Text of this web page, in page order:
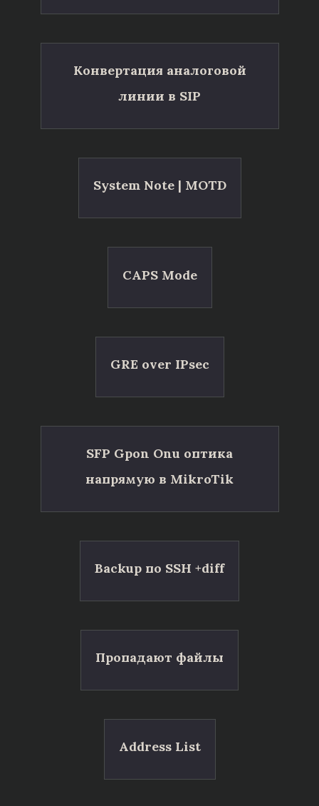
Конвертация аналоговой
линии в SIP
System Note | MOTD
CAPS Mode
GRE over IPsec
SFP Gpon Onu оптика
напрямую в MikroTik
Backup по SSH +diff
Пропадают файлы
Address List